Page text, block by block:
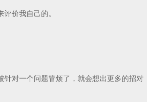
价我自己的。
针对一个问题管烦了，就会想出更多的招对